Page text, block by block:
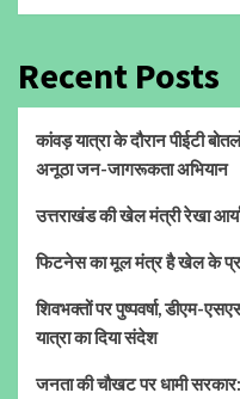
Recent Posts
कांवड़ यात्रा के दौरान पीईटी
अनूठा जन-जागरूकता अभियान
उत्तराखंड की खेल मंत्री रेखा
फिटनेस का मूल मंत्र है खेल के
शिवभक्तों पर पुष्पवर्षा, डीएम-
यात्रा का दिया संदेश
जनता की चौखट पर धामी